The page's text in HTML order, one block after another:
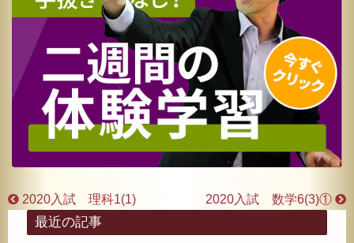
2020入試 理科1(1) 2020入試 数学6(3)①
最近の記事